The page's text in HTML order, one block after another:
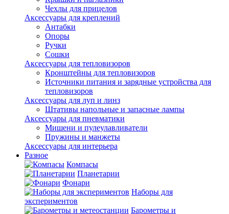
Чехлы для прицелов
Аксессуары для креплений
Антабки
Опоры
Ручки
Сошки
Аксессуары для тепловизоров
Кронштейны для тепловизоров
Источники питания и зарядные устройства для
тепловизоров
Аксессуары для луп и линз
Штативы напольные и запасные лампы
Аксессуары для пневматики
Мишени и пулеулавливатели
Пружины и манжеты
Аксессуары для интерьера
Разное
Компасы
Планетарии
Фонари
Наборы для
экспериментов
Барометры и